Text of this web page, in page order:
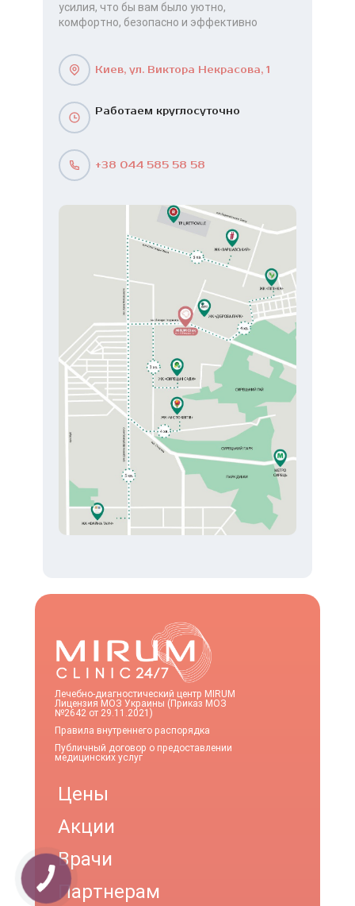
усилия, что бы вам было уютно,
комфортно, безопасно и эффективно
Киев, ул. Виктора Некрасова, 1
Работаем круглосуточно
+38 044 585 58 58
Лечебно-диагностический центр MIRUM
Лицензия МОЗ Украины (Приказ МОЗ
№2642 от 29.11.2021)
Правила внутреннего распорядка
Публичный договор о предоставлении
медицинских услуг
Цены
Акции
Врачи
Партнерам